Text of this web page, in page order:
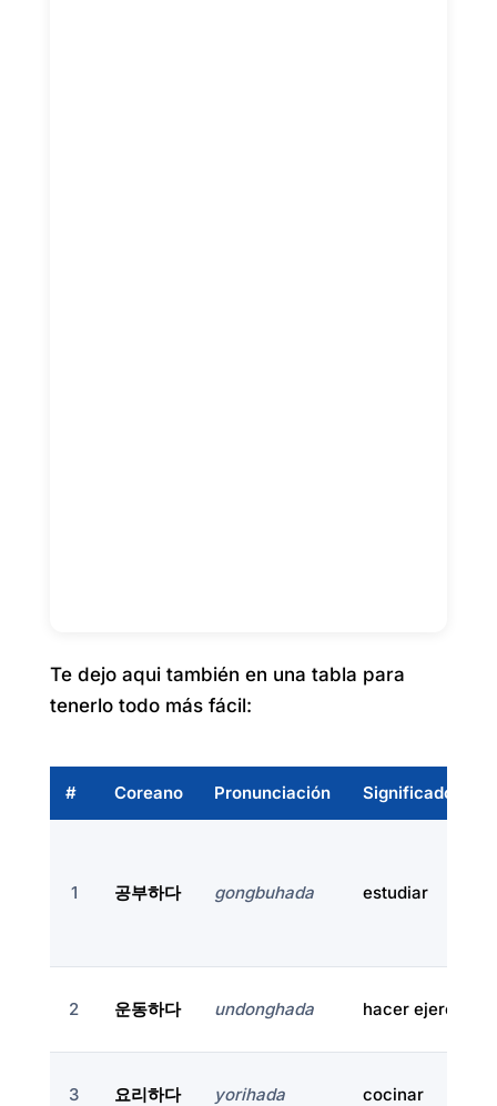
Te dejo aqui también en una tabla para
tenerlo todo más fácil:
# Coreano Pronunciación Significado
1 공부하다 gongbuhada estudiar
2 운동하다 undonghada hacer ejercicio
3 요리하다 yorihada cocinar